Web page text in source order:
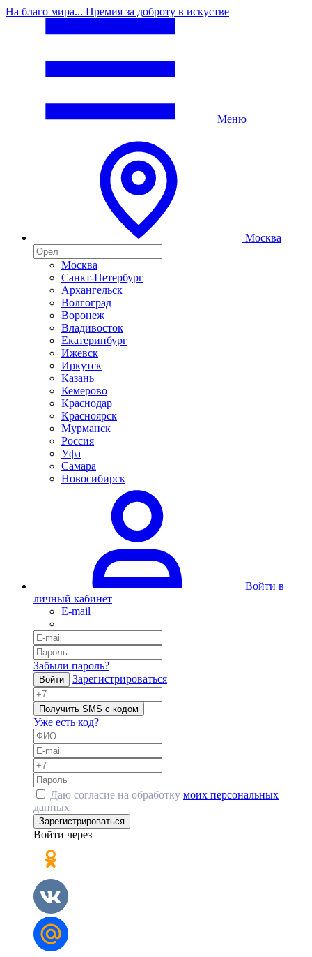
На благо мира... Премия за доброту в искустве
Меню
Москва
Москва
Санкт-Петербург
Архангельск
Волгоград
Воронеж
Владивосток
Екатеринбург
Ижевск
Иркутск
Казань
Кемерово
Краснодар
Красноярск
Мурманск
Россия
Уфа
Самара
Новосибирск
Войти в
личный кабинет
E-mail
Забыли пароль?
Войти Зарегистрироваться
Получить SMS с кодом
Уже есть код?
Даю согласие на обработку моих персональных
данных
Зарегистрироваться
Войти через